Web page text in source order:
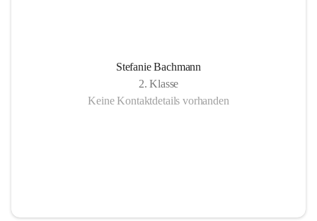
Stefanie Bachmann
2. Klasse
Keine Kontaktdetails vorhanden